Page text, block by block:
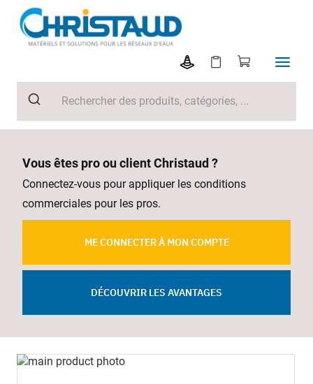
Vous êtes pro ou client Christaud ?
Connectez-vous pour appliquer les conditions
commerciales pour les pros.
ME CONNECTER À MON COMPTE
DÉCOUVRIR LES AVANTAGES
Skip